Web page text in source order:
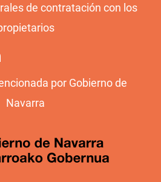
de contratación con los
por Gobierno de
Navarra